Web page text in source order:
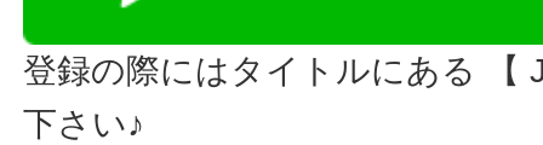
登録の際にはタイトルにある 【
下さい♪